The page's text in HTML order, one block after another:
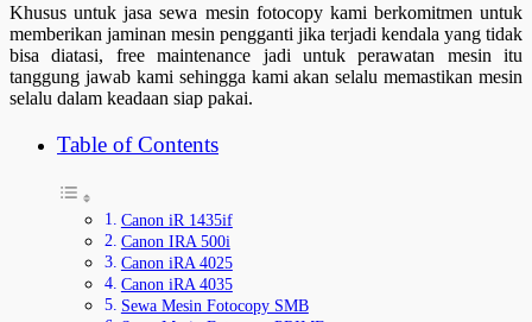
Khusus untuk jasa sewa mesin fotocopy kami berkomitmen untuk
memberikan jaminan mesin pengganti jika terjadi kendala yang tidak
bisa diatasi, free maintenance jadi untuk perawatan mesin itu
tanggung jawab kami sehingga kami akan selalu memastikan mesin
selalu dalam keadaan siap pakai.
Table of Contents
Canon iR 1435if
Canon IRA 500i
Canon iRA 4025
Canon iRA 4035
Sewa Mesin Fotocopy SMB